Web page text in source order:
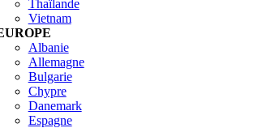
Thaïlande
Vietnam
Albanie
Allemagne
Bulgarie
Chypre
Danemark
Espagne